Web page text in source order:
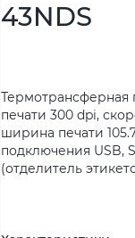
43NDS
Термотрансферная
печати 300 dpi,
ширина печати
подключения USB,
(отделитель